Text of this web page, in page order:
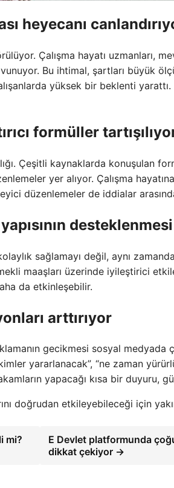
heyecanı
Çalışma hayatı uzmanları,
Bu ihtimal, şartları büyük
yüksek bir beklenti
formüller
Çeşitli kaynaklarda konuşulan
yer alıyor. Çalışma
düzenlemeler de iddialar
sağlamayı değil, aynı
maaşları üzerinde iyileştirici
da etkinleşebilir.
arttırıyor
gecikmesi sosyal medyada
yararlanacak”, “ne zaman
yapacağı kısa bir duyuru,
doğrudan etkileyebileceği için
mi?
E Devlet platformunda
dikkat çekiyor →